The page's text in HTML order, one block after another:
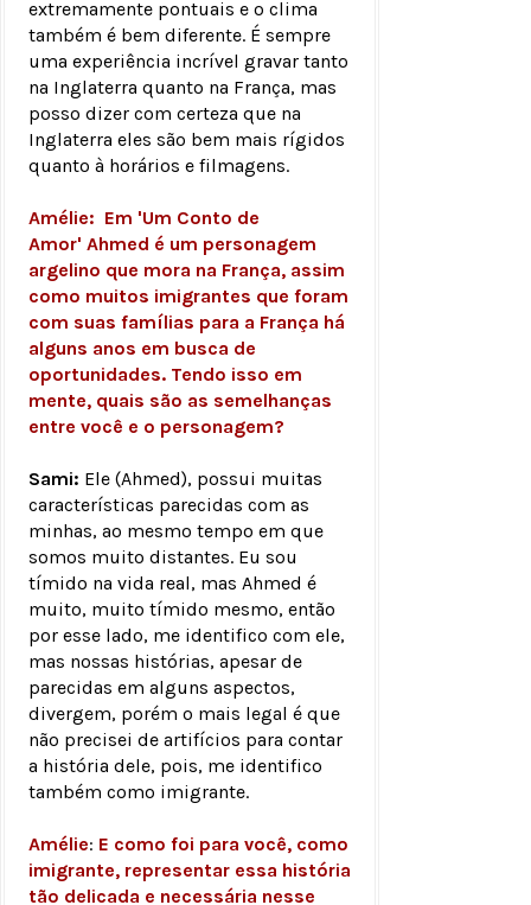
extremamente pontuais e o clima
também é bem diferente. É sempre
uma experiência incrível gravar tanto
na Inglaterra quanto na França, mas
posso dizer com certeza que na
Inglaterra eles são bem mais rígidos
quanto à horários e filmagens.
Amélie: Em 'Um Conto de
Amor' Ahmed é um personagem
argelino que mora na França, assim
como muitos imigrantes que foram
com suas famílias para a França há
alguns anos em busca de
oportunidades. Tendo isso em
mente, quais são as semelhanças
entre você e o personagem?
Sami: Ele (Ahmed), possui muitas
características parecidas com as
minhas, ao mesmo tempo em que
somos muito distantes. Eu sou
tímido na vida real, mas Ahmed é
muito, muito tímido mesmo, então
por esse lado, me identifico com ele,
mas nossas histórias, apesar de
parecidas em alguns aspectos,
divergem, porém o mais legal é que
não precisei de artifícios para contar
a história dele, pois, me identifico
também como imigrante.
Amélie: E como foi para você, como
imigrante, representar essa história
tão delicada e necessária nesse